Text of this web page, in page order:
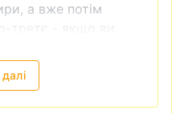
а вже потім
третє - якщо ви
шахрайства.
локація, ціни
Річка Дніпро